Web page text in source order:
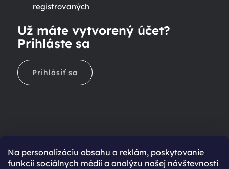
Na personalizáciu obsahu a reklám, poskytovanie
funkcií sociálnych médií a analýzu našej návštevnosti
registrovaných
Už máte vytvorený účet?
Prihláste sa
Prihlásiť sa
Ešte nemáte účet?